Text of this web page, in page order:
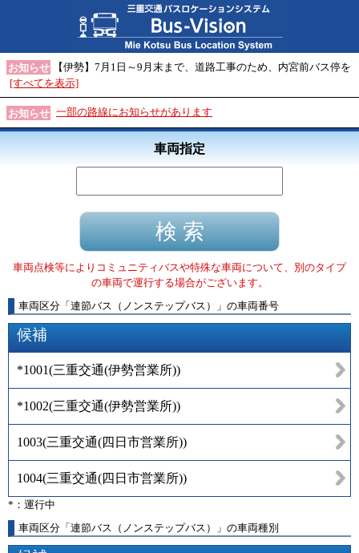
お知らせ
【伊勢】7月1日～9月末まで、道路工事のため、内宮前バス停を
[すべてを表示]
お知らせ 一部の路線にお知らせがあります
車両指定
車両点検等によりコミュニティバスや特殊な車両について、別のタイプ
の車両で運行する場合がございます。
車両区分 「 連節バス（ノンステップバス） 」 の車両番号
候補
*1001(三重交通(伊勢営業所))
*1002(三重交通(伊勢営業所))
1003(三重交通(四日市営業所))
1004(三重交通(四日市営業所))
*：運行中
車両区分「連節バス（ノンステップバス）」の車両種別